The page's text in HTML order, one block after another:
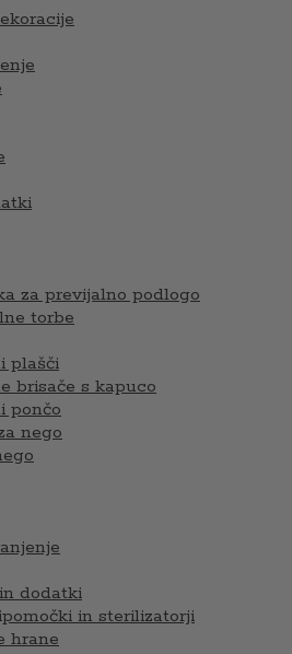
za previjalno podlogo
torbe
plašči
brisače s kapuco
pončo
nego
dodatki
in sterilizatorji
hrane